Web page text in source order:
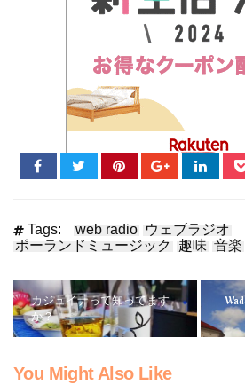
Tags: web radio ウェブラジオ
ポーランドミュージック
趣味 音楽
カジュイナって知ってます
か？
You Might Also Like